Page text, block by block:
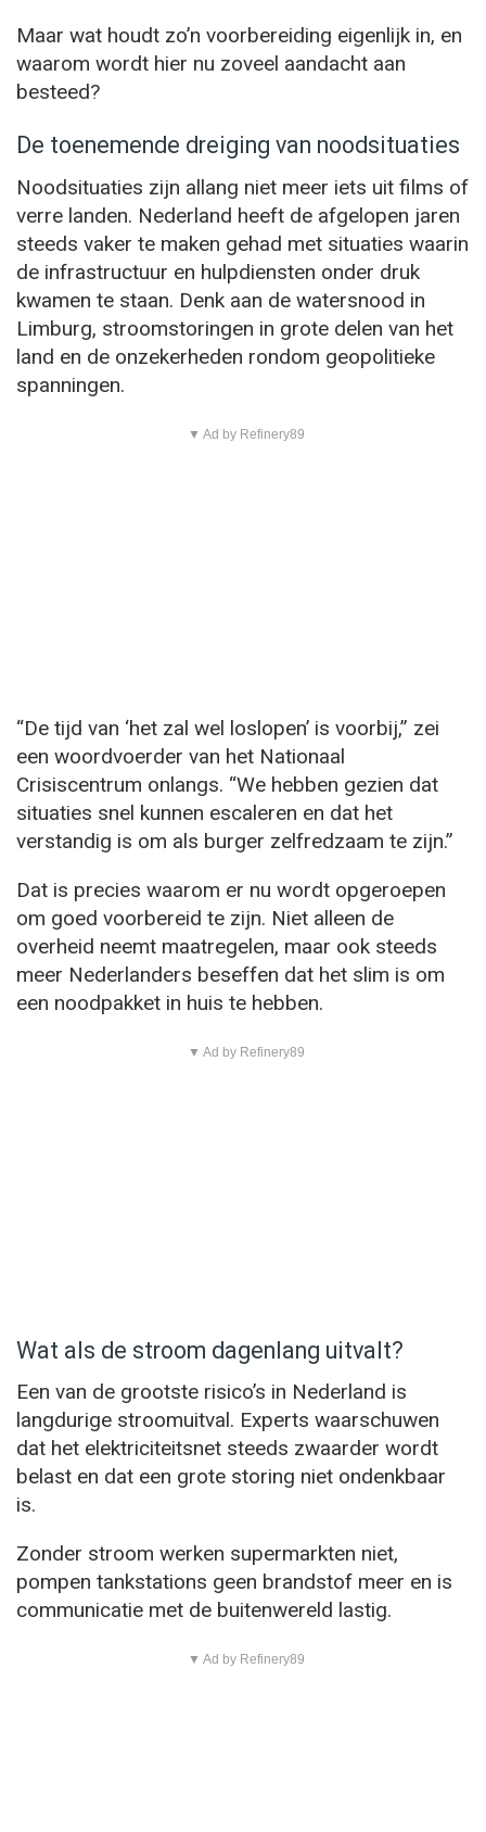
Maar wat houdt zo’n voorbereiding eigenlijk in, en
waarom wordt hier nu zoveel aandacht aan
besteed?
De toenemende dreiging van noodsituaties
Noodsituaties zijn allang niet meer iets uit films of
verre landen. Nederland heeft de afgelopen jaren
steeds vaker te maken gehad met situaties waarin
de infrastructuur en hulpdiensten onder druk
kwamen te staan. Denk aan de watersnood in
Limburg, stroomstoringen in grote delen van het
land en de onzekerheden rondom geopolitieke
spanningen.
▼ Ad by Refinery89
“De tijd van ‘het zal wel loslopen’ is voorbij,” zei
een woordvoerder van het Nationaal
Crisiscentrum onlangs. “We hebben gezien dat
situaties snel kunnen escaleren en dat het
verstandig is om als burger zelfredzaam te zijn.”
Dat is precies waarom er nu wordt opgeroepen
om goed voorbereid te zijn. Niet alleen de
overheid neemt maatregelen, maar ook steeds
meer Nederlanders beseffen dat het slim is om
een noodpakket in huis te hebben.
▼ Ad by Refinery89
Wat als de stroom dagenlang uitvalt?
Een van de grootste risico’s in Nederland is
langdurige stroomuitval. Experts waarschuwen
dat het elektriciteitsnet steeds zwaarder wordt
belast en dat een grote storing niet ondenkbaar
is.
Zonder stroom werken supermarkten niet,
pompen tankstations geen brandstof meer en is
communicatie met de buitenwereld lastig.
▼ Ad by Refinery89